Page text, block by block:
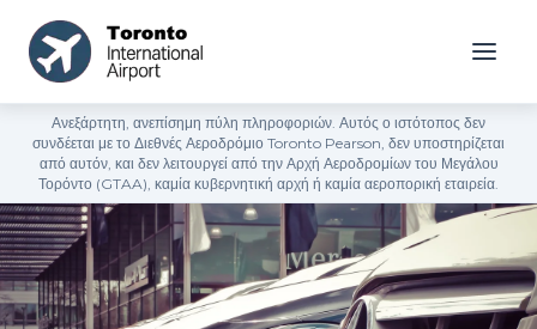
Ανεξάρτητη, ανεπίσημη πύλη πληροφοριών. Αυτός ο ιστότοπος δεν
συνδέεται με το Διεθνές Αεροδρόμιο Toronto Pearson, δεν υποστηρίζεται
από αυτόν, και δεν λειτουργεί από την Αρχή Αεροδρομίων του Μεγάλου
Τορόντο (GTAA), καμία κυβερνητική αρχή ή καμία αεροπορική εταιρεία.